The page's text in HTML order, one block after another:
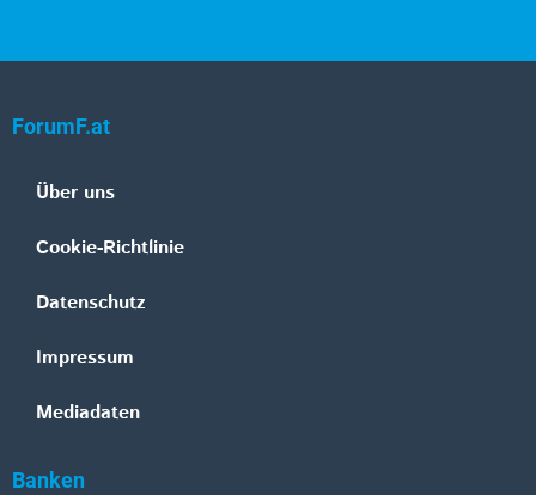
ForumF.at
Über uns
Cookie-Richtlinie
Datenschutz
Impressum
Mediadaten
Banken